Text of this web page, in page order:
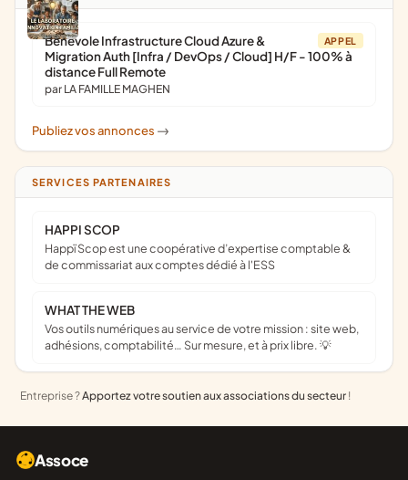
APPEL
Bénévole Infrastructure Cloud Azure &
Migration Auth [Infra / DevOps / Cloud] H/F - 100% à
distance Full Remote
par LA FAMILLE MAGHEN
Publiez vos annonces ->
SERVICES PARTENAIRES
HAPPI SCOP
Happï Scop est une coopérative d’expertise comptable &
de commissariat aux comptes dédié à l'ESS
WHAT THE WEB
Vos outils numériques au service de votre mission : site web,
adhésions, comptabilité… Sur mesure, et à prix libre. 💡
Entreprise ?Apportez votre soutien aux associations du secteur !
Assoce